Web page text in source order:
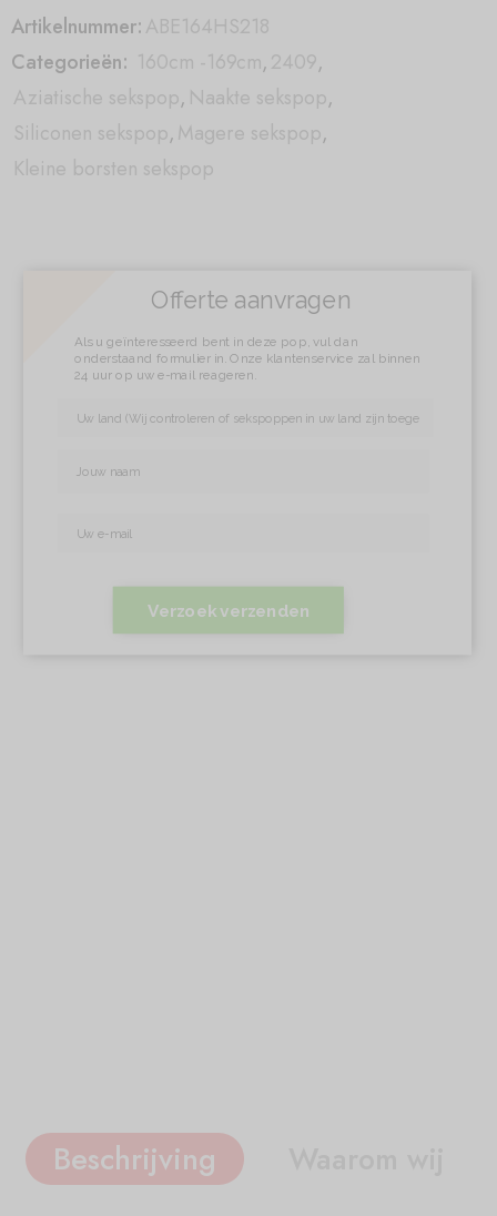
Artikelnummer:ABE164HS218
Categorieën: 160cm -169cm,2409,
Aziatische sekspop, Naakte sekspop,
Siliconen sekspop,Magere sekspop,
Kleine borsten sekspop
Offerte aanvragen
Als u geïnteresseerd bent in deze pop, vul dan
onderstaand formulier in. Onze klantenservice zal binnen
24 uur op uw e-mail reageren.
Verzoek verzenden
Beschrijving